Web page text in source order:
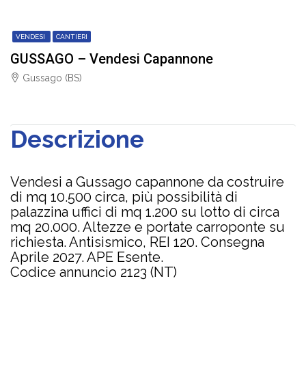
VENDESI CANTIERI
GUSSAGO – Vendesi Capannone
Gussago (BS)
Descrizione
Vendesi a Gussago capannone da costruire
di mq 10.500 circa, più possibilità di
palazzina uffici di mq 1.200 su lotto di circa
mq 20.000. Altezze e portate carroponte su
richiesta. Antisismico, REI 120. Consegna
Aprile 2027. APE Esente.
Codice annuncio 2123 (NT)